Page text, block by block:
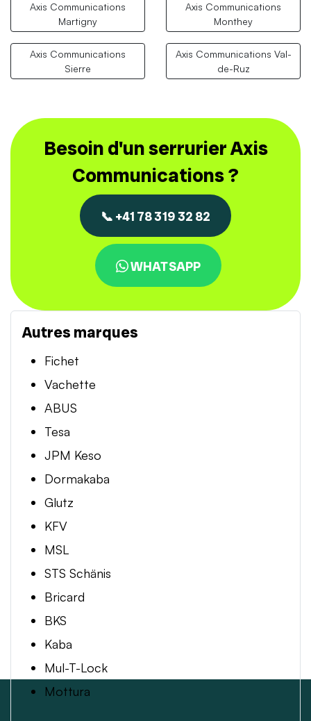
Axis Communications
Martigny
Axis Communications
Monthey
Axis Communications
Sierre
Axis Communications Val-
de-Ruz
Besoin d'un serrurier Axis
Communications ?
📞 +41 78 319 32 82
WHATSAPP
Autres marques
Fichet
Vachette
ABUS
Tesa
JPM Keso
Dormakaba
Glutz
KFV
MSL
STS Schänis
Bricard
BKS
Kaba
Mul-T-Lock
Mottura